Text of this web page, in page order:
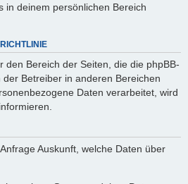
in deinem persönlichen Bereich
den Bereich der Seiten, die die phpBB-
Betreiber in anderen Bereichen
Daten verarbeitet, wird
Auskunft, welche Daten über